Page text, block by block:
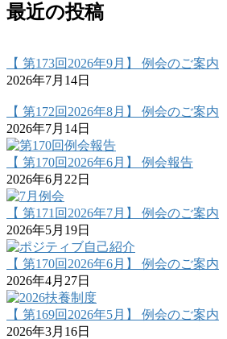
最近の投稿
【 第173回2026年9月】 例会のご案内
2026年7月14日
【 第172回2026年8月】 例会のご案内
2026年7月14日
【 第170回2026年6月】 例会報告
2026年6月22日
【 第171回2026年7月】 例会のご案内
2026年5月19日
【 第170回2026年6月】 例会のご案内
2026年4月27日
【 第169回2026年5月】 例会のご案内
2026年3月16日